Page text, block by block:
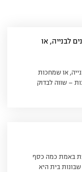
לבנייה, או
או שמחכות
– שווה לבדוק
באמת כמה כסף
בית היא